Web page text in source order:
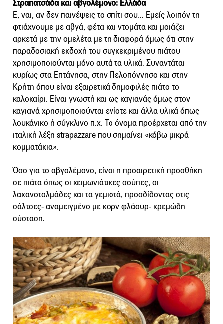
Στραπατσάδα και αβγολέμονο: Ελλάδα
Ε, ναι, αν δεν παινέψεις το σπίτι σου… Εμείς λοιπόν τη
φτιάχνουμε με αβγά, φέτα και ντομάτα και μοιάζει
αρκετά με την ομελέτα με τη διαφορά όμως ότι στην
παραδοσιακή εκδοχή του συγκεκριμένου πιάτου
χρησιμοποιούνται μόνο αυτά τα υλικά. Συναντάται
κυρίως στα Επτάνησα, στην Πελοπόννησο και στην
Κρήτη όπου είναι εξαιρετικά δημοφιλές πιάτο το
καλοκαίρι. Είναι γνωστή και ως καγιανάς όμως στον
καγιανά χρησιμοποιούνται ενίοτε και άλλα υλικά όπως
λουκάνικο ή σύγκλινο π.χ. Το όνομα προέρχεται από την
ιταλική λέξη strapazzare που σημαίνει «κόβω μικρά
κομματάκια».
Όσο για το αβγολέμονο, είναι η προαιρετική προσθήκη
σε πιάτα όπως οι χειμωνιάτικες σούπες, οι
λαχανοτολμάδες και τα γεμιστά, προσδίδοντας στις
σάλτσες- αναμειγμένο με κορν φλάουρ- κρεμώδη
σύσταση.